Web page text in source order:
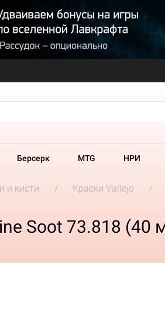
Берсерк MTG НРИ
и кисти Краски Vallejo
Soot 73.818 (40